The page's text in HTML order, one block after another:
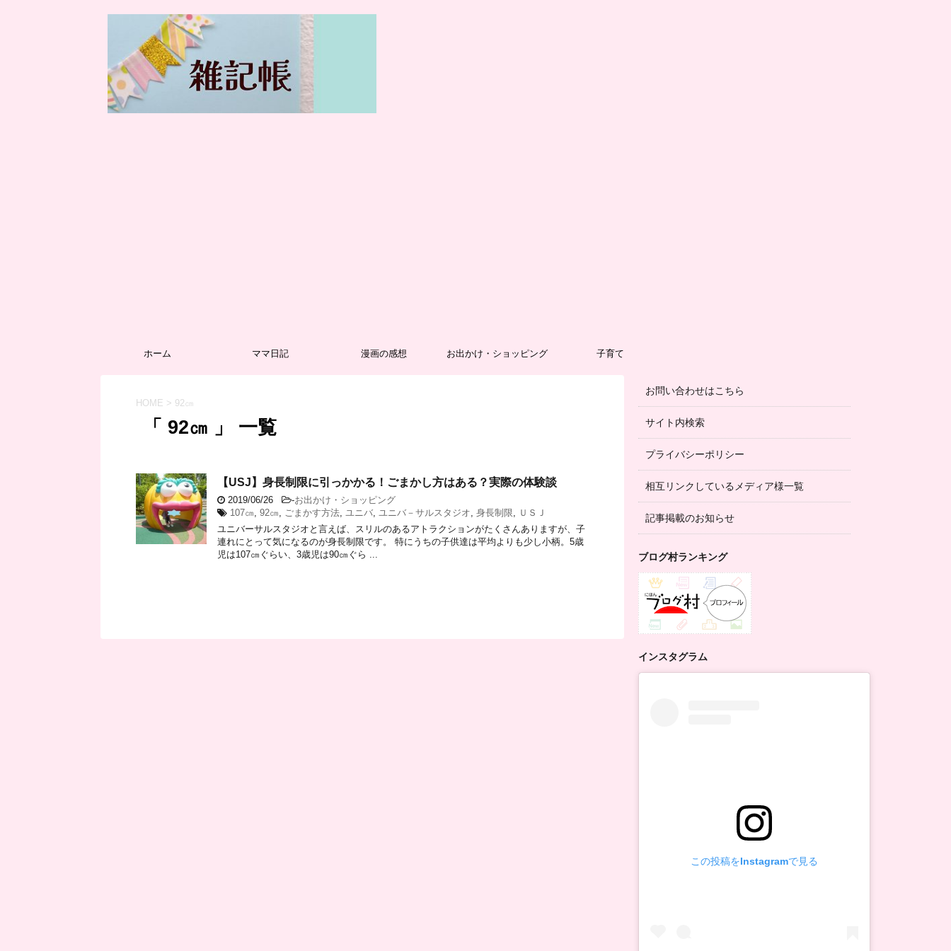
ホーム ママ日記 漫画の感想 お出かけ・ショッピング 子育て
HOME > 92㎝
「 92㎝ 」 一覧
【USJ】身長制限に引っかかる！ごまかし方はある？実際の体験談
2019/06/26 -お出かけ・ショッピング
107㎝ 92㎝ ごまかす方法 ユニバ ユニバ－サルスタジオ 身長制限
ＵＳＪ
ユニバーサルスタジオと言えば、スリルのあるアトラクションがたくさんありますが、子
連れにとって気になるのが身長制限です。 特にうちの子供達は平均よりも少し小柄。5歳
児は107㎝ぐらい、3歳児は90㎝ぐら ...
お問い合わせはこちら
サイト内検索
プライバシーポリシー
相互リンクしているメディア様一覧
記事掲載のお知らせ
ブログ村ランキング
インスタグラム
この投稿をInstagramで見る